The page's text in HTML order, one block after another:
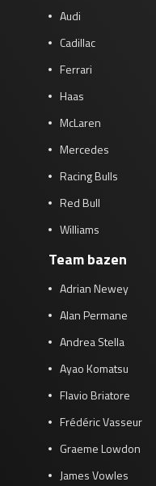
Audi
Cadillac
Ferrari
Haas
McLaren
Mercedes
Racing Bulls
Red Bull
Williams
Team bazen
Adrian Newey
Alan Permane
Andrea Stella
Ayao Komatsu
Flavio Briatore
Frédéric Vasseur
Graeme Lowdon
James Vowles